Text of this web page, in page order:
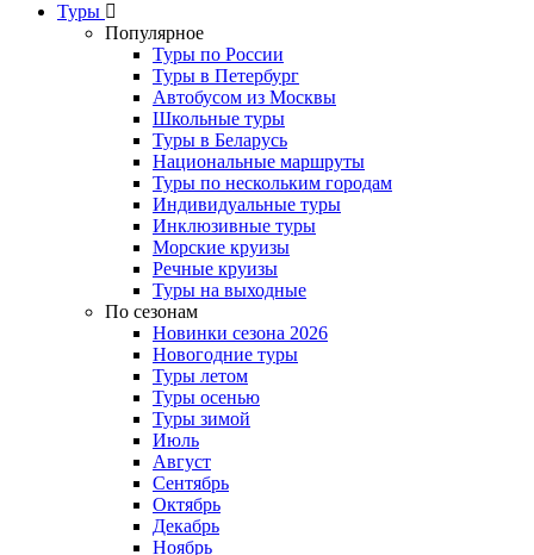
Туры
Популярное
Туры по России
Туры в Петербург
Автобусом из Москвы
Школьные туры
Туры в Беларусь
Национальные маршруты
Туры по нескольким городам
Индивидуальные туры
Инклюзивные туры
Морские круизы
Речные круизы
Туры на выходные
По сезонам
Новинки сезона 2026
Новогодние туры
Туры летом
Туры осенью
Туры зимой
Июль
Август
Сентябрь
Октябрь
Декабрь
Ноябрь